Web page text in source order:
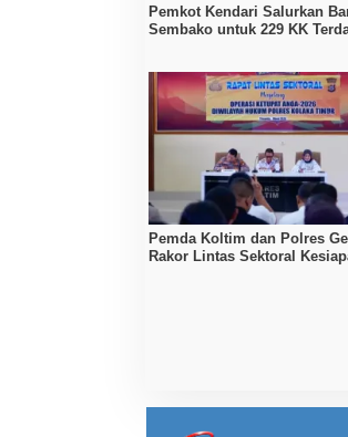
Pemkot Kendari Salurkan
Sembako untuk 229 KK
Pemda Koltim dan Polres
Rakor Lintas Sektoral